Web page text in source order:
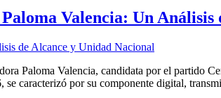
Valencia: Un Análisis
Paloma Valencia, candidata por el partido
se caracterizó por su componente digital,